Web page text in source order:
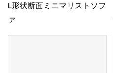
L形状断面ミニマリストソフ
ァ